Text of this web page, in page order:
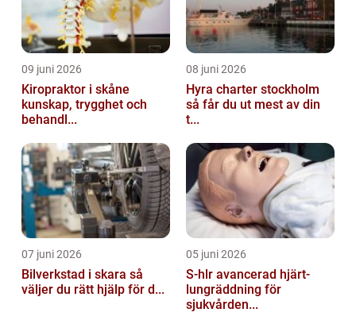
09 juni 2026
Kiropraktor i skåne
kunskap, trygghet och
behandl...
08 juni 2026
Hyra charter stockholm
så får du ut mest av din
t...
07 juni 2026
Bilverkstad i skara så
väljer du rätt hjälp för d...
05 juni 2026
S-hlr avancerad hjärt-
lungräddning för
sjukvården...